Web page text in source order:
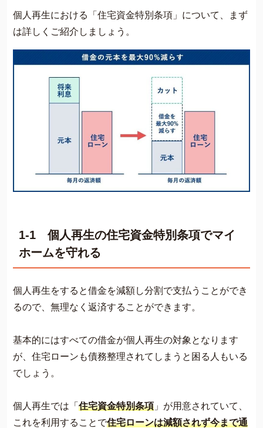
個人再生における「住宅資金特別条項」について、まず
は詳しくご紹介しましょう。
1-1 個人再生の住宅資金特別条項でマイ
ホームを守れる
個人再生をすると借金を減額し分割で支払うことができ
るので、無理なく返済することができます。
基本的にはすべての借金が個人再生の対象となります
が、住宅ローンも債務整理されてしまうと困る人もいる
でしょう。
個人再生では「 住宅資金特別条項 」が用意されていて、
これを利用することで住宅ローンは減額されず今まで通